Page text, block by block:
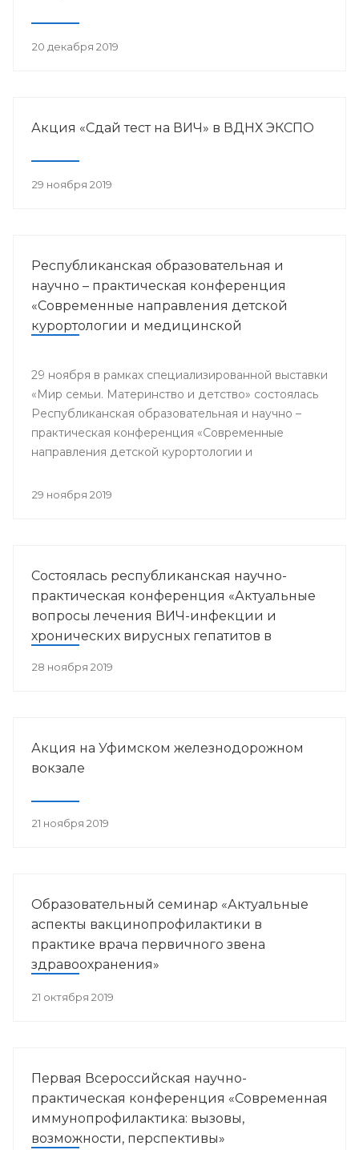
20 декабря 2019
Акция «Сдай тест на ВИЧ» в ВДНХ ЭКСПО
29 ноября 2019
Республиканская образовательная и
научно – практическая конференция
«Современные направления детской
курортологии и медицинской
29 ноября в рамках специализированной выставки
«Мир семьи. Материнство и детство» состоялась
Республиканская образовательная и научно –
практическая конференция «Современные
направления детской курортологии и
29 ноября 2019
Состоялась республиканская научно-
практическая конференция «Актуальные
вопросы лечения ВИЧ-инфекции и
хронических вирусных гепатитов в
28 ноября 2019
Акция на Уфимском железнодорожном
вокзале
21 ноября 2019
Образовательный семинар «Актуальные
аспекты вакцинопрофилактики в
практике врача первичного звена
здравоохранения»
21 октября 2019
Первая Всероссийская научно-
практическая конференция «Современная
иммунопрофилактика: вызовы,
возможности, перспективы»